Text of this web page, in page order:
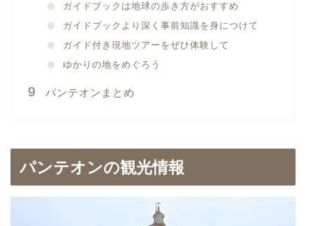
ガイドブックは地球の歩き方がおすすめ
ガイドブックより深く事前知識を身につけて
ガイド付き現地ツアーをぜひ体験して
ゆかりの地をめぐろう
パンテオンまとめ
パンテオンの観光情報